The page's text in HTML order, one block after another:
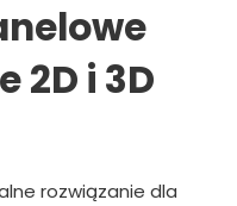
2D i 3D
rozwiązanie dla